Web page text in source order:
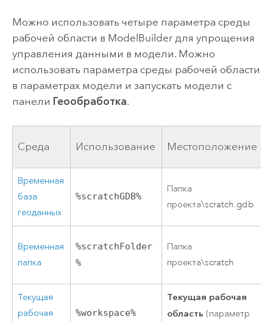
Можно использовать четыре параметра среды
рабочей области в ModelBuilderдля упрощения
управления данными в модели. Можно
использовать параметра среды рабочей области
в параметрах модели и запускать модели с
панели Геообработка.
Среда Использование Местоположение
Временная
база
геоданных
%scratchGDB%
Папка
проекта\scratch.gdb
Временная
папка
%scratchFolder
%
Папка
проекта\scratch
Текущая
рабочая
%workspace%
Текущая рабочая
область (параметр